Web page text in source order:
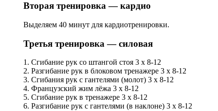
Вторая тренировка — кардио
Выделяем 40 минут для кардиотренировки.
Третья тренировка — силовая
1. Сгибание рук со штангой стоя 3 х 8-12
2. Разгибание рук в блоковом тренажере 3 х 8-12
3. Сгибания рук с гантелями (молот) 3 х 8-12
4. Французский жим лёжа 3 х 8-12
5. Сгибание рук в тренажере 3 х 8-12
6. Разгибание рук с гантелями (в наклоне) 3 х 8-12